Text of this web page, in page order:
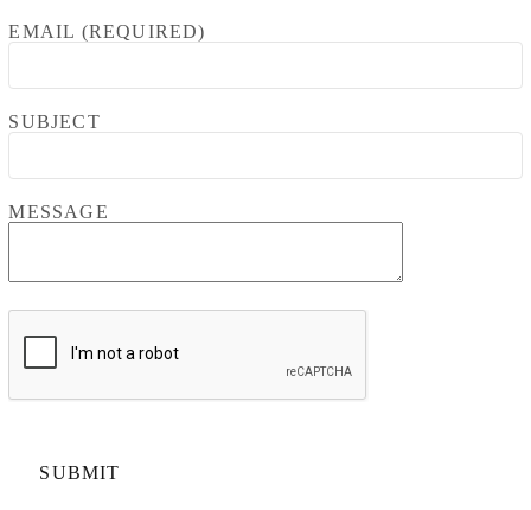
EMAIL (REQUIRED)
SUBJECT
MESSAGE